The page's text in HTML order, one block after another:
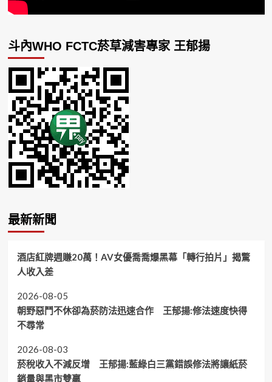
斗內WHO FCTC菸草減害專家 王郁揚
最新新聞
酒店紅牌週賺20萬！AV女優喬喬爆黑幕「轉行拍片」揭驚
人收入差
2026-08-05
朝野惡鬥不休卻為菸防法迅速合作 王郁揚:修法速度快得
不尋常
2026-08-03
菸稅收入不減反增 王郁揚:藍綠白三黨錯誤修法將讓紙菸
銷量與黑市雙贏